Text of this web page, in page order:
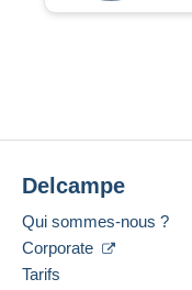
Delcampe
Qui sommes-nous ?
Corporate
Tarifs